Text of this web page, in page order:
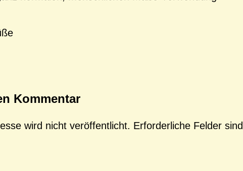
Kommentar
wird nicht veröffentlicht. Erforderliche Felder sind